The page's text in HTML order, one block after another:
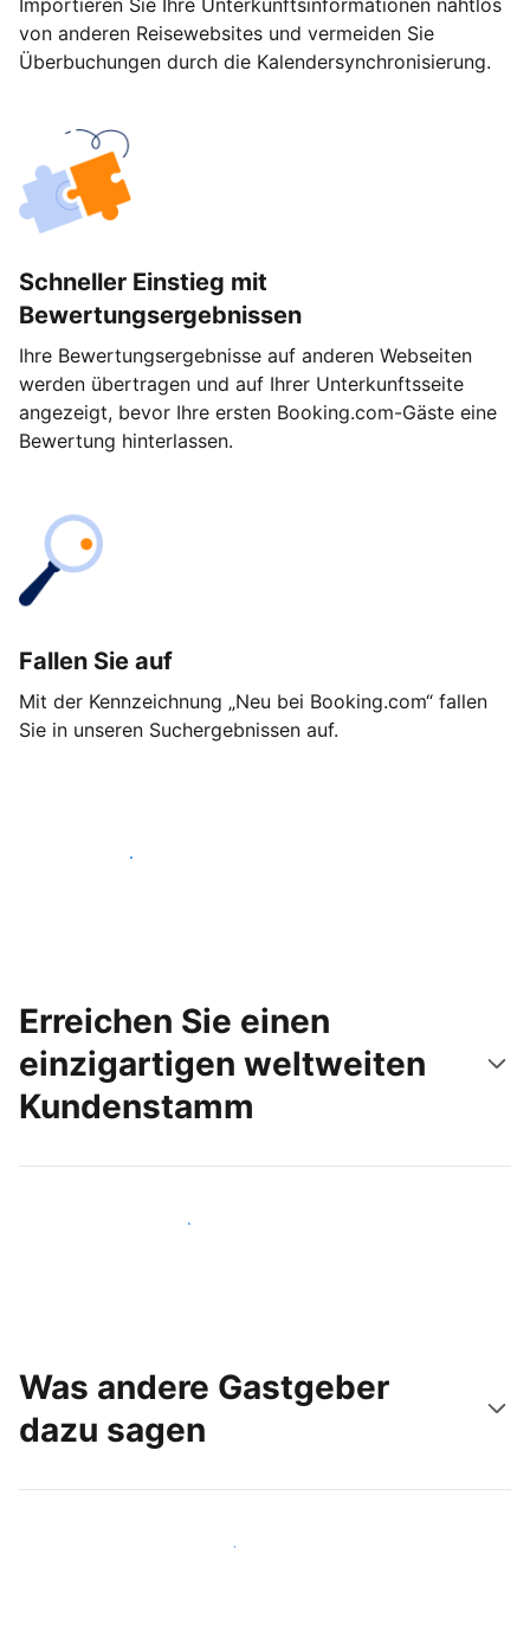
Importieren Sie Ihre Unterkunftsinformationen nahtlos
von anderen Reisewebsites und vermeiden Sie
Überbuchungen durch die Kalendersynchronisierung.
Schneller Einstieg mit
Bewertungsergebnissen
Ihre Bewertungsergebnisse auf anderen Webseiten
werden übertragen und auf Ihrer Unterkunftsseite
angezeigt, bevor Ihre ersten Booking.com-Gäste eine
Bewertung hinterlassen.
Fallen Sie auf
Mit der Kennzeichnung „Neu bei Booking.com“ fallen
Sie in unseren Suchergebnissen auf.
Noch heute loslegen
Erreichen Sie einen
einzigartigen weltweiten
Kundenstamm
Noch heute neue Gäste erreichen
Was andere Gastgeber
dazu sagen
Schließen Sie sich Gastgebern wie Ihnen an